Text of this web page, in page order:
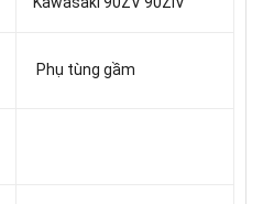
Phụ tùng gầm